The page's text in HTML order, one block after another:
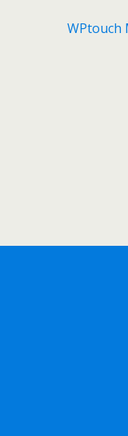
WPtouch